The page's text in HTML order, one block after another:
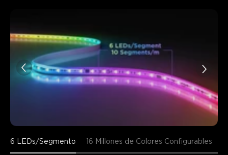
6 LEDs/Segmento 16 Millones de Colores Configurables